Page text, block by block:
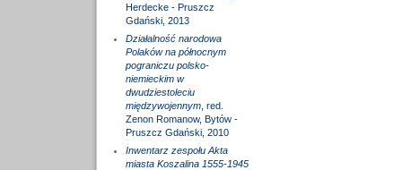
Herdecke - Pruszcz
Gdański, 2013
Działalność narodowa
Polaków na północnym
pograniczu polsko-
niemieckim w
dwudziestoleciu
międzywojennym, red.
Zenon Romanow, Bytów -
Pruszcz Gdański, 2010
Inwentarz zespołu Akta
miasta Koszalina 1555-1945